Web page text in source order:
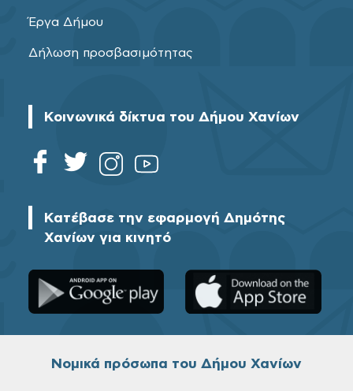
Έργα Δήμου
Δήλωση προσβασιμότητας
Κοινωνικά δίκτυα του Δήμου Χανίων
Κατέβασε την εφαρμογή Δημότης
Χανίων για κινητό
Νομικά πρόσωπα του Δήμου Χανίων